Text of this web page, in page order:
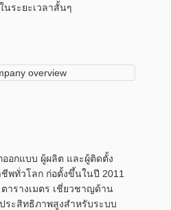
นระยะเวลาสั้นๆ
ออกแบบ ผู้ผลิต และผู้ติดตั้ง
พทั่วโลก ก่อตั้งขึ้นในปี 2011
ารางเมตร เชี่ยวชาญด้าน
ระสิทธิภาพสูงสำหรับระบบ